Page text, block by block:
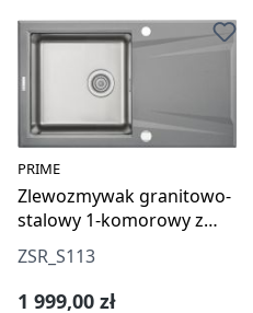
PRIME
Zlewozmywak granitowo-
stalowy 1-komorowy z
ociekaczem
ZSR_S113
Cena regularna:
1 999,00 zł